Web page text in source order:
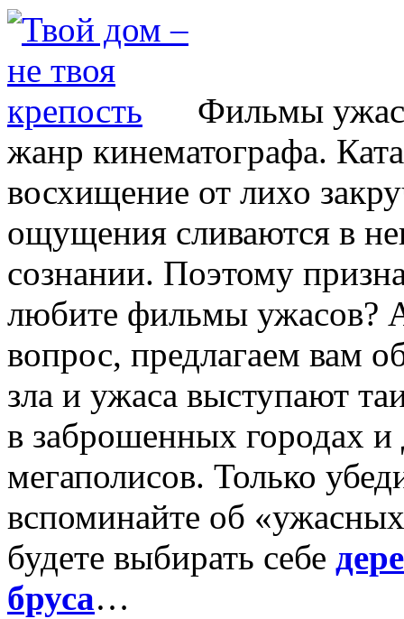
Фильмы
жанр кинематографа.
восхищение от лихо
ощущения сливаются в
сознании. Поэтому
любите фильмы ужасов?
вопрос, предлагаем вам
зла и ужаса выступают
в заброшенных городах
мегаполисов. Только
вспоминайте об
будете выбирать себе
бруса…